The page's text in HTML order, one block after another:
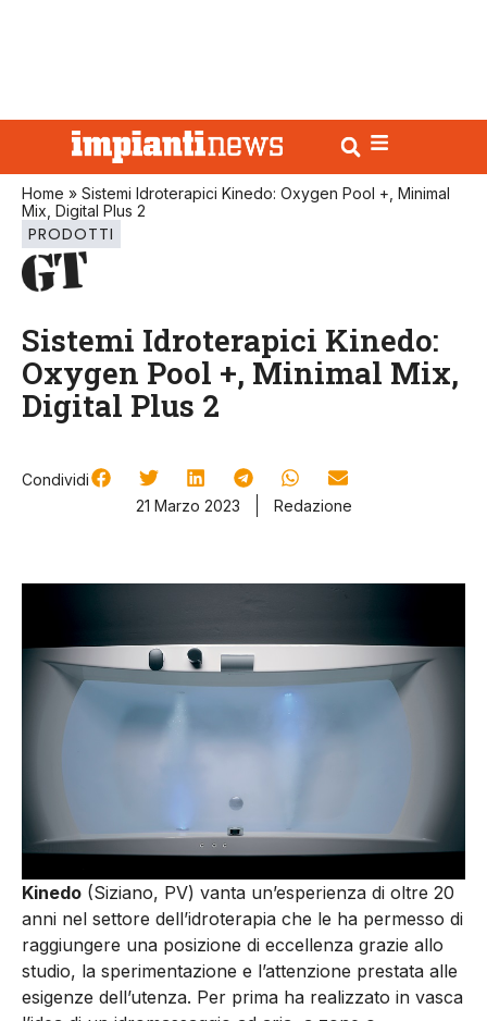
Home » Sistemi Idroterapici Kinedo: Oxygen Pool +, Minimal
Mix, Digital Plus 2
PRODOTTI
Sistemi Idroterapici Kinedo:
Oxygen Pool +, Minimal Mix,
Digital Plus 2
Condividi
21 Marzo 2023
Redazione
Kinedo (Siziano, PV) vanta un’esperienza di oltre 20
anni nel settore dell’idroterapia che le ha permesso di
raggiungere una posizione di eccellenza grazie allo
studio, la sperimentazione e l’attenzione prestata alle
esigenze dell’utenza. Per prima ha realizzato in vasca